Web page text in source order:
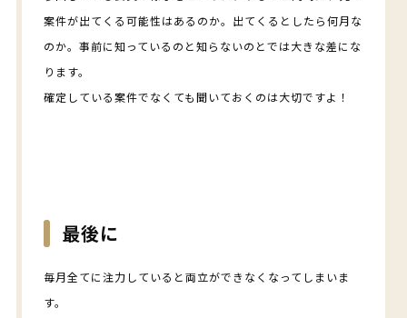
案件が出てくる可能性はあるのか。出てくるとしたら何月な
のか。事前に知っているのと知らないのとでは大きな差にな
ります。
確定している案件でなくても聞いておくのは大切ですよ！
最後に
毎月全てに注力していると両立ができなくなってしまいま
す。